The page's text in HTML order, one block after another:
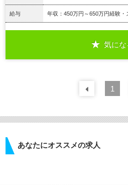
給与 年収：450万円～650万円経験
気にな
前の
1
あなたにオススメの求人